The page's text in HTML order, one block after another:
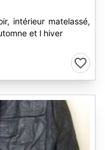
intérieur matelassé,
et l hiver